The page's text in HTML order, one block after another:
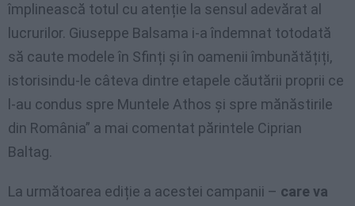
împlinească totul cu atenție la sensul adevărat al
lucrurilor. Giuseppe Balsama i-a îndemnat totodată
să caute modele în Sfinți și în oamenii îmbunătățiți,
istorisindu-le câteva dintre etapele căutării proprii ce
l-au condus spre Muntele Athos și spre mănăstirile
din România” a mai comentat părintele Ciprian
Baltag.
La următoarea ediție a acestei campanii – care va